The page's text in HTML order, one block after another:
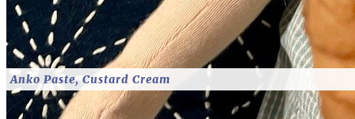
Anko Paste, Custard Cream